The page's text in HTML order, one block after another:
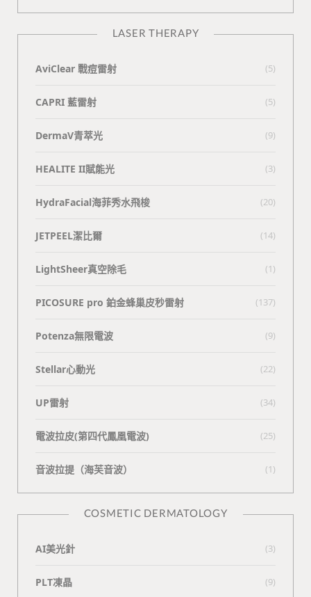
LASER THERAPY
AviClear 戰痘雷射 (5)
CAPRI 藍雷射 (5)
DermaV青萃光 (9)
HEALITE II賦能光 (3)
HydraFacial海菲秀水飛梭 (20)
JETPEEL潔比爾 (14)
LightSheer真空除毛 (1)
PICOSURE pro 鉑金蜂巢皮秒雷射 (137)
Potenza無限電波 (9)
Stellar心動光 (22)
UP雷射 (34)
電波拉皮(第四代鳳凰電波) (25)
⾳波拉提（海芙⾳波） (1)
COSMETIC DERMATOLOGY
AI美光針 (3)
PLT凍晶 (9)